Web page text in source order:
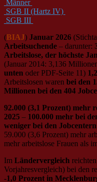
Männer
SGB II (Hartz IV)
SGB III
(BIAJ) Januar 2026
Arbeitsuchende – darunter:
Arbeitslose, der höchste
(Januar 2014: 3,136
unten oder PDF-Seite 11)
Arbeitslosen waren bei den
Millionen bei den 404
92.000 (3,1 Prozent) mehr
2025 – 100.000 mehr bei
weniger bei den Jobcentern
59.000 (3,6 Prozent) mehr
mehr arbeitslose Frauen als
Im Ländervergleich
Vorjahresvergleich) bei den
-1,0 Prozent in